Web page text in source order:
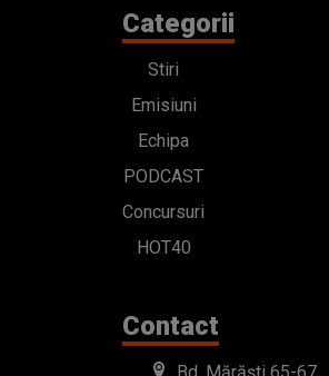
Categorii
Stiri
Emisiuni
Echipa
PODCAST
Concursuri
HOT40
Contact
Bd. Mărăști 65-67,